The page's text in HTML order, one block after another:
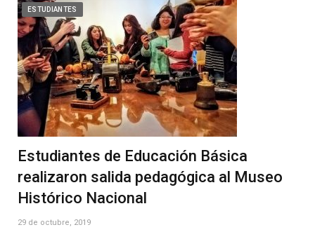
ESTUDIANTES
Estudiantes de Educación Básica
realizaron salida pedagógica al Museo
Histórico Nacional
29 de octubre, 2019